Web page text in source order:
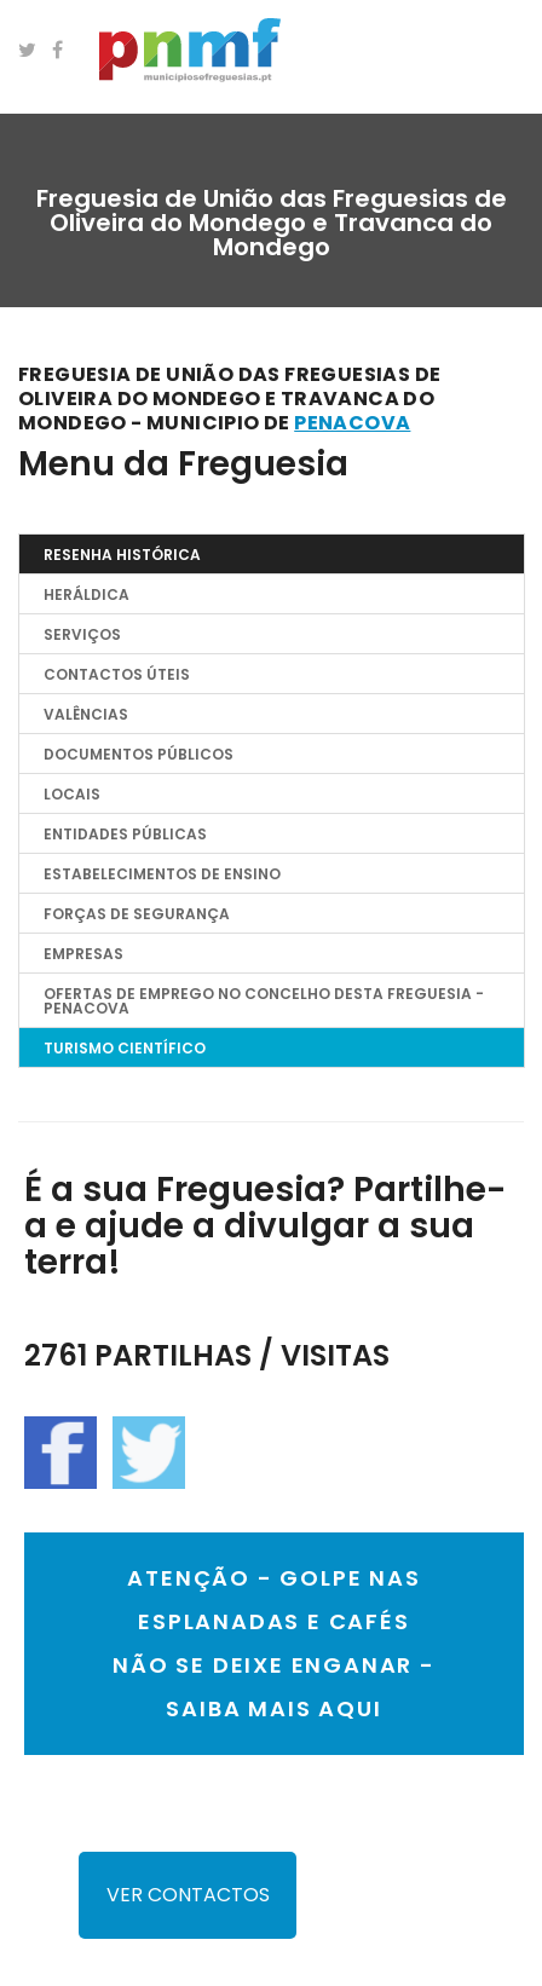
Freguesia de União das Freguesias de
Oliveira do Mondego e Travanca do
Mondego
FREGUESIA DE UNIÃO DAS FREGUESIAS DE
OLIVEIRA DO MONDEGO E TRAVANCA DO
MONDEGO - MUNICIPIO DE PENACOVA
Menu da Freguesia
RESENHA HISTÓRICA
HERÁLDICA
SERVIÇOS
CONTACTOS ÚTEIS
VALÊNCIAS
DOCUMENTOS PÚBLICOS
LOCAIS
ENTIDADES PÚBLICAS
ESTABELECIMENTOS DE ENSINO
FORÇAS DE SEGURANÇA
EMPRESAS
OFERTAS DE EMPREGO NO CONCELHO DESTA FREGUESIA -
PENACOVA
TURISMO CIENTÍFICO
É a sua Freguesia? Partilhe-
a e ajude a divulgar a sua
terra!
2761 PARTILHAS / VISITAS
ATENÇÃO - GOLPE NAS
ESPLANADAS E CAFÉS
NÃO SE DEIXE ENGANAR -
SAIBA MAIS AQUI
VER CONTACTOS